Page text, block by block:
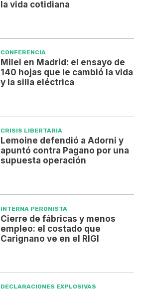
la vida cotidiana
CONFERENCIA
Milei en Madrid: el ensayo de
140 hojas que le cambió la vida
y la silla eléctrica
CRISIS LIBERTARIA
Lemoine defendió a Adorni y
apuntó contra Pagano por una
supuesta operación
INTERNA PERONISTA
Cierre de fábricas y menos
empleo: el costado que
Carignano ve en el RIGI
DECLARACIONES EXPLOSIVAS